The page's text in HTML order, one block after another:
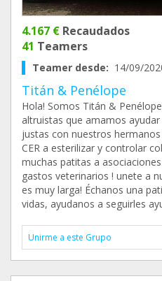
4.167 € Recaudados
41 Teamers
Teamer desde: 14/09/
Titán & Penélope
Hola! Somos Titán &
altruistas que amamos
justas con nuestros
CER a esterilizar y controlar
muchas patitas a
gastos veterinarios ! unete a
es muy larga! Échanos una
vidas, ayudanos a seguirles
Unirme a este Grupo